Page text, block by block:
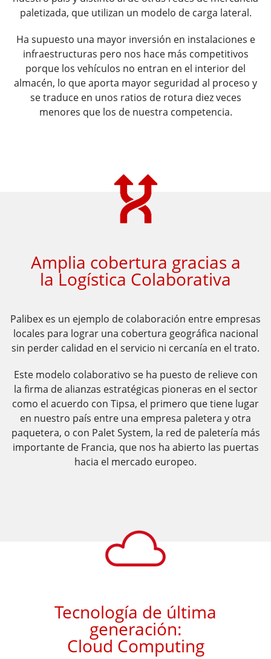
paletizada, que utilizan un modelo de carga lateral.
Ha supuesto una mayor inversión en instalaciones e
infraestructuras pero nos hace más competitivos
porque los vehículos no entran en el interior del
almacén, lo que aporta mayor seguridad al proceso y
se traduce en unos ratios de rotura diez veces
menores que los de nuestra competencia.
​​Amplia cobertura gracias a
la Logística Colaborativa
Palibex es un ejemplo de colaboración entre empresas
locales para lograr una cobertura geográfica nacional
sin perder calidad en el servicio ni cercanía en el trato.
Este modelo colaborativo se ha puesto de relieve con
la firma de alianzas estratégicas pioneras en el sector
como el acuerdo con Tipsa, el primero que tiene lugar
en nuestro país entre una empresa paletera y otra
paquetera, o con Palet System, la red de paletería más
importante de Francia, que nos ha abierto las puertas
hacia el mercado europeo.
​​Tecnología de última
generación:
Cloud Computing